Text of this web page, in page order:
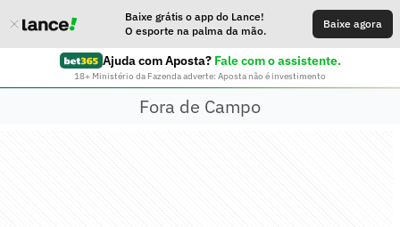
Baixe grátis o app do Lance!
O esporte na palma da mão.
Baixe agora
Ajuda com Aposta? Fale com o assistente.
18+ Ministério da Fazenda adverte: Aposta não é investimento
Fora de Campo